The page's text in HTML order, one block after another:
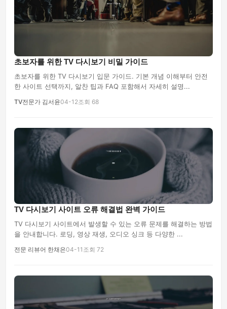
초보자를 위한 TV 다시보기 비밀 가이드
초보자를 위한 TV 다시보기 입문 가이드. 기본 개념 이해부터 안전
한 사이트 선택까지, 알찬 팁과 FAQ 포함해서 자세히 설명...
TV전문가 김서윤04-12조회 68
TV 다시보기 사이트 오류 해결법 완벽 가이드
TV 다시보기 사이트에서 발생할 수 있는 오류 문제를 해결하는 방법
을 안내합니다. 로딩, 영상 재생, 오디오 싱크 등 다양한 ...
전문 리뷰어 한채은04-11 조회 72